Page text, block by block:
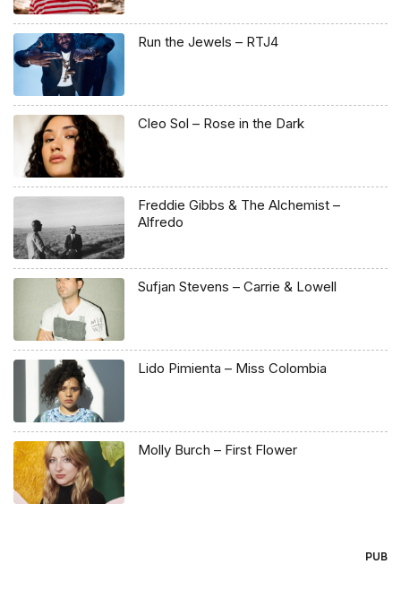
Run the Jewels – RTJ4
Cleo Sol – Rose in the Dark
Freddie Gibbs & The Alchemist –
Alfredo
Sufjan Stevens – Carrie & Lowell
Lido Pimienta – Miss Colombia
Molly Burch – First Flower
PUB